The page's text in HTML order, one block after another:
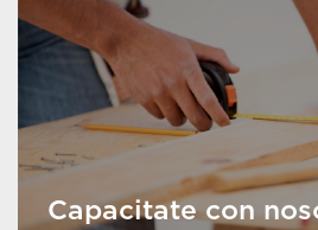
Capacitate con